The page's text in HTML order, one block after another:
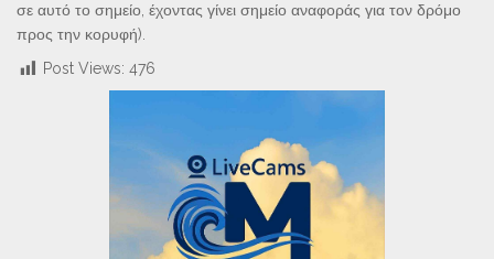
σε αυτό το σημείο, έχοντας γίνει σημείο αναφοράς για τον δρόμο
προς την κορυφή).
Post Views: 476